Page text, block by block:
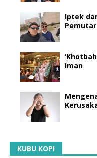
Iptek
Iman
KUBU KOPI